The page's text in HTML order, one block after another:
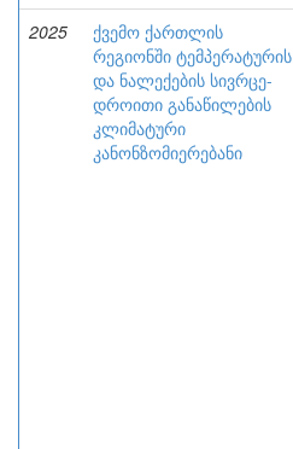
2025
ქვემო ქართლის
რეგიონში ტემპერატურის
და ნალექების სივრცე-
დროითი განაწილების
კლიმატური
კანონზომიერებანი